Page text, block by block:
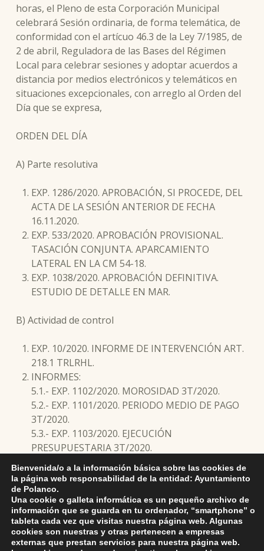
horas, el Pleno de esta Corporación Municipal
celebrará Sesión ordinaria, de forma telemática, de
conformidad con el artícuo 46.3 de la Ley 7/1985, de
2 de abril, Reguladora de las Bases del Régimen
Local para celebrar sesiones y adoptar acuerdos a
distancia por medios electrónicos y telemáticos en
situaciones excepcionales, con arreglo al Orden del
Día que se expresa,
ORDEN DEL DÍA
A) Parte resolutiva
EXP. 1286/2020. APROBACIÓN, SI PROCEDE, DEL
ACTA DE LA SESIÓN ANTERIOR DE FECHA
16.11.2020.
EXP. 533/2020. APROBACIÓN PROVISIONAL.
TASACIÓN CONJUNTA. APARCAMIENTO
LATERAL EN LA CM 54-18.
EXP. 1038/2020. APROBACIÓN DEFINITIVA.
ESTUDIO DE DETALLE EN MAR.
B) Actividad de control
EXP. 10/2020. INFORME DE INTERVENCIÓN ART.
218.1 TRLRHL.
INFORMES:
5.1.- EXP. 1102/2020. MOROSIDAD 3T/2020.
5.2.- EXP. 1101/2020. PERIODO MEDIO DE PAGO
3T/2020.
5.3.- EXP. 1103/2020. EJECUCIÓN
PRESUPUESTARIA 3T/2020.
5.4.- EXP. 1115/2020. COSTE EFECTIVO DE LOS
SERVICIOS.
5.5.- OTROS INFORMES.
RESOLUCIONES.
MOCIONES.
RUEGOS Y PREGUNTAS.
Bienvenida/o a la información básica sobre las cookies de
la página web responsabilidad de la entidad: Ayuntamiento
de Polanco.
Una cookie o galleta informática es un pequeño archivo de
información que se guarda en tu ordenador, “smartphone” o
tableta cada vez que visitas nuestra página web. Algunas
cookies son nuestras y otras pertenecen a empresas
externas que prestan servicios para nuestra página web.